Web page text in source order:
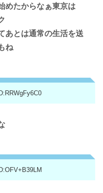
めたからなぁ東京は
あとは通常の生活を送
ね
ID:RRWgFy6C0
ID:OFV+B39LM